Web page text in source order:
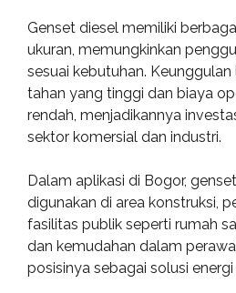
Genset diesel memiliki
ukuran, memungkinkan
sesuai kebutuhan.
tahan yang tinggi dan biaya
rendah, menjadikannya
sektor komersial dan industri.
Dalam aplikasi di Bogor,
digunakan di area konstruksi,
fasilitas publik seperti rumah
dan kemudahan dalam
posisinya sebagai solusi